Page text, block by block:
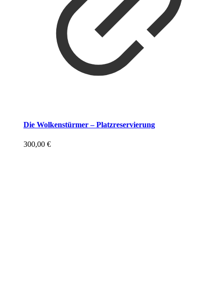
Die Wolkenstürmer – Platzreservierung
300,00 €